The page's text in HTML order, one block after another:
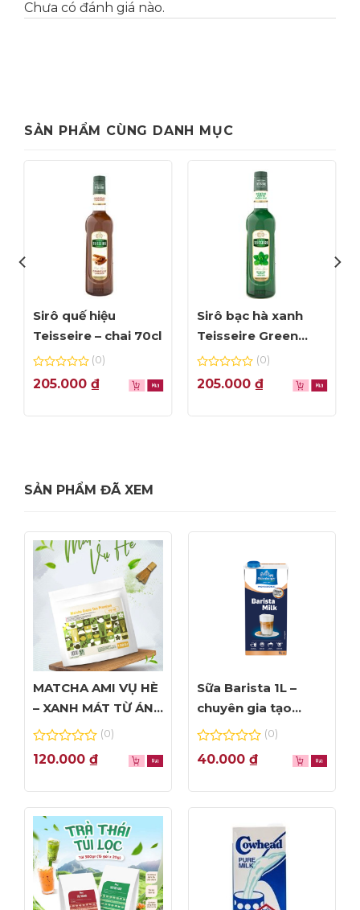
Chưa có đánh giá nào.
SẢN PHẨM CÙNG DANH MỤC
Sirô quế hiệu
Teisseire – chai 70cl
0
out
5
(0)
205.000 ₫
Sirô bạc hà xanh
Teisseire Green
Mint – chai 70cl
0
out
5
(0)
205.000 ₫
SẢN PHẨM ĐÃ XEM
MATCHA AMI VỤ HÈ
– XANH MÁT TỪ ÁNH
NHÌN ĐẦU TIÊN
0
out
5
(0)
120.000 ₫
Sữa Barista 1L –
chuyên gia tạo
Foam đỉnh cao
0
out
5
(0)
40.000 ₫